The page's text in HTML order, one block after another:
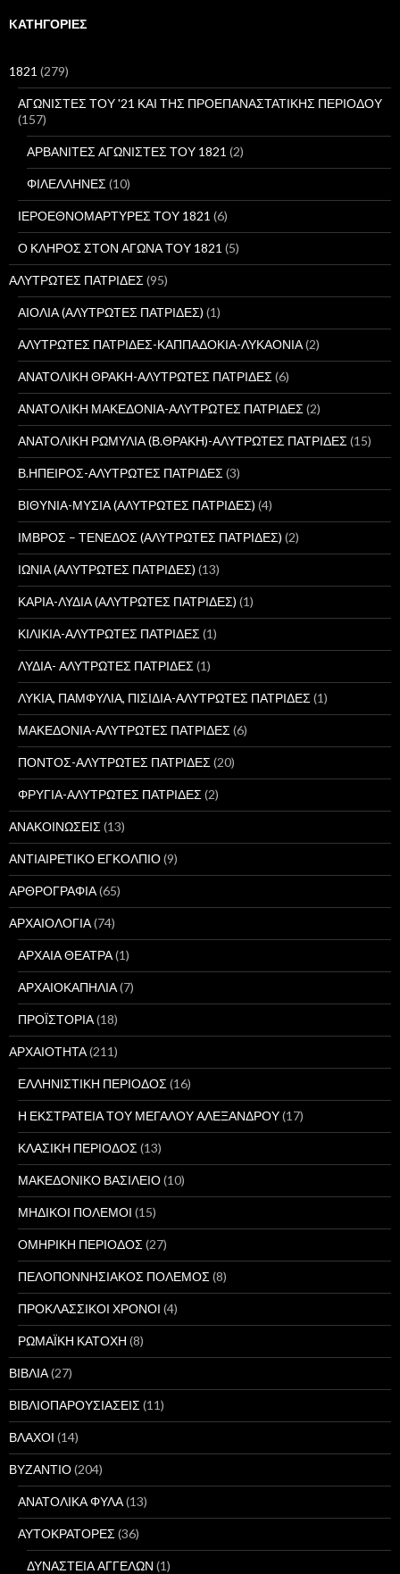
ή
σ
KΑΤΗΓΟΡΊΕΣ
1821 (279)
ΑΓΩΝΙΣΤΕΣ ΤΟΥ '21 ΚΑΙ ΤΗΣ ΠΡΟΕΠΑΝΑΣΤΑΤΙΚΗΣ ΠΕΡΙΟΔΟΥ
(157)
ΑΡΒΑΝΙΤΕΣ ΑΓΩΝΙΣΤΕΣ ΤΟΥ 1821 (2)
ΦΙΛΕΛΛΗΝΕΣ (10)
ΙΕΡΟΕΘΝΟΜΑΡΤΥΡΕΣ ΤΟΥ 1821 (6)
Ο ΚΛΗΡΟΣ ΣΤΟΝ ΑΓΩΝΑ ΤΟΥ 1821 (5)
ΑΛΥΤΡΩΤΕΣ ΠΑΤΡΙΔΕΣ (95)
ΑΙΟΛΙΑ (ΑΛΥΤΡΩΤΕΣ ΠΑΤΡΙΔΕΣ) (1)
ΑΛΥΤΡΩΤΕΣ ΠΑΤΡΙΔΕΣ-ΚΑΠΠΑΔΟΚΙΑ-ΛΥΚΑΟΝΙΑ(2)
ΑΝΑΤΟΛΙΚΗ ΘΡΑΚΗ-ΑΛΥΤΡΩΤΕΣ ΠΑΤΡΙΔΕΣ (6)
ΑΝΑΤΟΛΙΚΗ ΜΑΚΕΔΟΝΙΑ-ΑΛΥΤΡΩΤΕΣ ΠΑΤΡΙΔΕΣ (2)
ΑΝΑΤΟΛΙΚΗ ΡΩΜΥΛΙΑ (Β.ΘΡΑΚΗ)-ΑΛΥΤΡΩΤΕΣ ΠΑΤΡΙΔΕΣ (15)
Β.ΗΠΕΙΡΟΣ-ΑΛΥΤΡΩΤΕΣ ΠΑΤΡΙΔΕΣ (3)
ΒΙΘΥΝΙΑ-ΜΥΣΙΑ (ΑΛΥΤΡΩΤΕΣ ΠΑΤΡΙΔΕΣ) (4)
ΙΜΒΡΟΣ – ΤΕΝΕΔΟΣ (ΑΛΥΤΡΩΤΕΣ ΠΑΤΡΙΔΕΣ) (2)
ΙΩΝΙΑ (ΑΛΥΤΡΩΤΕΣ ΠΑΤΡΙΔΕΣ) (13)
ΚΑΡΙΑ-ΛΥΔΙΑ (ΑΛΥΤΡΩΤΕΣ ΠΑΤΡΙΔΕΣ) (1)
ΚΙΛΙΚΙΑ-ΑΛΥΤΡΩΤΕΣ ΠΑΤΡΙΔΕΣ (1)
ΛΥΔΙΑ- ΑΛΥΤΡΩΤΕΣ ΠΑΤΡΙΔΕΣ (1)
ΛΥΚΙΑ, ΠΑΜΦΥΛΙΑ, ΠΙΣΙΔΙΑ-ΑΛΥΤΡΩΤΕΣ ΠΑΤΡΙΔΕΣ (1)
ΜΑΚΕΔΟΝΙΑ-ΑΛΥΤΡΩΤΕΣ ΠΑΤΡΙΔΕΣ (6)
ΠΟΝΤΟΣ-ΑΛΥΤΡΩΤΕΣ ΠΑΤΡΙΔΕΣ (20)
ΦΡΥΓΙΑ-ΑΛΥΤΡΩΤΕΣ ΠΑΤΡΙΔΕΣ (2)
ΑΝΑΚΟΙΝΩΣΕΙΣ (13)
ΑΝΤΙΑΙΡΕΤΙΚΟ ΕΓΚΟΛΠΙΟ(9)
ΑΡΘΡΟΓΡΑΦΙΑ(65)
ΑΡΧΑΙΟΛΟΓΙΑ(74)
ΑΡΧΑΙΑ ΘΕΑΤΡΑ(1)
ΑΡΧΑΙΟΚΑΠΗΛΙΑ(7)
ΠΡΟΪΣΤΟΡΙΑ(18)
ΑΡΧΑΙΟΤΗΤΑ(211)
ΕΛΛΗΝΙΣΤΙΚΗ ΠΕΡΙΟΔΟΣ (16)
Η ΕΚΣΤΡΑΤΕΙΑ ΤΟΥ ΜΕΓΑΛΟΥ ΑΛΕΞΑΝΔΡΟΥ(17)
ΚΛΑΣΙΚΗ ΠΕΡΙΟΔΟΣ (13)
ΜΑΚΕΔΟΝΙΚΟ ΒΑΣΙΛΕΙΟ(10)
ΜΗΔΙΚΟΙ ΠΟΛΕΜΟΙ (15)
ΟΜΗΡΙΚΗ ΠΕΡΙΟΔΟΣ (27)
ΠΕΛΟΠΟΝΝΗΣΙΑΚΟΣ ΠΟΛΕΜΟΣ (8)
ΠΡΟΚΛΑΣΣΙΚΟΙ ΧΡΟΝΟΙ (4)
ΡΩΜΑΪΚΗ ΚΑΤΟΧΗ (8)
ΒΙΒΛΙΑ(27)
ΒΙΒΛΙΟΠΑΡΟΥΣΙΑΣΕΙΣ (11)
ΒΛΑΧΟΙ (14)
ΒΥΖΑΝΤΙΟ(204)
ΑΝΑΤΟΛΙΚΑ ΦΥΛΑ(13)
ΑΥΤΟΚΡΑΤΟΡΕΣ (36)
ΔΥΝΑΣΤΕΙΑ ΑΓΓΕΛΩΝ (1)